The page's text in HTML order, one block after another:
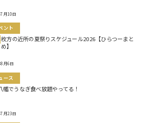
月10日
ント
枚方の近所の夏祭りスケジュール2026【ひらつーまと
め】
月6日
ース
幡でうなぎ食べ放題やってる！
月23日